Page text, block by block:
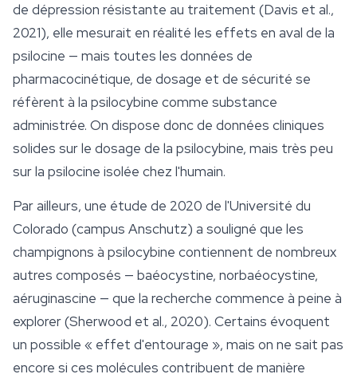
de dépression résistante au traitement (Davis et al.,
2021), elle mesurait en réalité les effets en aval de la
psilocine — mais toutes les données de
pharmacocinétique, de dosage et de sécurité se
réfèrent à la psilocybine comme substance
administrée. On dispose donc de données cliniques
solides sur le dosage de la psilocybine, mais très peu
sur la psilocine isolée chez l'humain.
Par ailleurs, une étude de 2020 de l'Université du
Colorado (campus Anschutz) a souligné que les
champignons à psilocybine contiennent de nombreux
autres composés — baéocystine, norbaéocystine,
aéruginascine — que la recherche commence à peine à
explorer (Sherwood et al., 2020). Certains évoquent
un possible « effet d'entourage », mais on ne sait pas
encore si ces molécules contribuent de manière